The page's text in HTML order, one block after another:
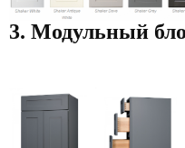
3. Модульный